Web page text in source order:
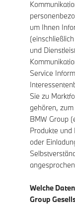
um Ihnen
und
Service
Sie zu
gehören,
BMW Group
Produkte und
oder
Welche
Group